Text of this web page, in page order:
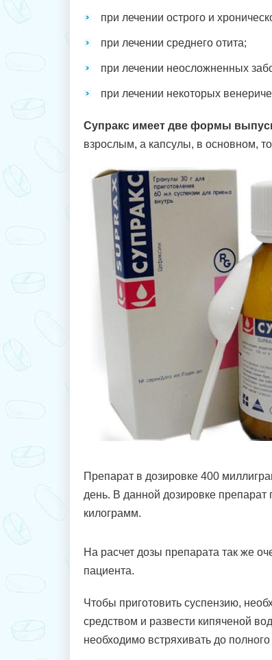
при лечении острого и
при лечении среднего отита;
при лечении неосложненных
при лечении некоторых
Супракс имеет две формы
взрослым, а капсулы, в основном,
Препарат в дозировке 400
день. В данной дозировке
килограмм.
На расчет дозы препарата так же
пациента.
Чтобы приготовить суспензию,
средством и развести кипяченой
необходимо встряхивать до